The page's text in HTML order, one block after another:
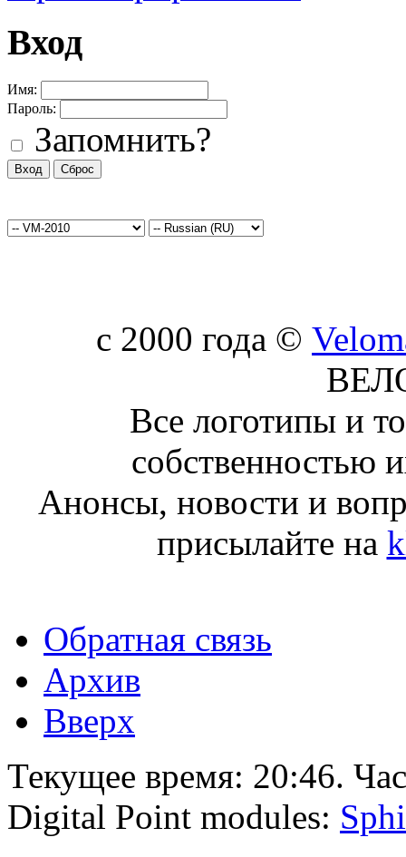
Вход
Имя:
Пароль:
Запомнить?
c 2000 года ©
Все логотипы и
собственностью
Анонсы, новости и
присылайте на
Обратная связь
Архив
Вверх
Текущее время: 20:46.
Digital Point modules: